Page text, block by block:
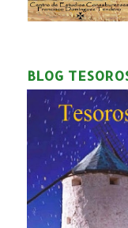
BLOG